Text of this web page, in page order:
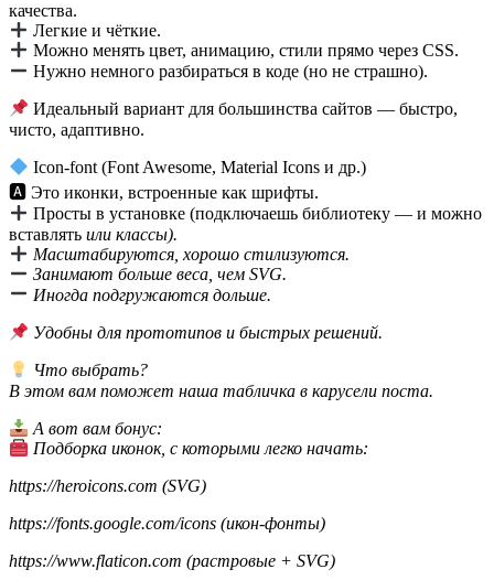
качества.
Легкие и чёткие.
Можно менять цвет, анимацию, стили прямо через CSS.
Нужно немного разбираться в коде (но не страшно).
Идеальный вариант для большинства сайтов — быстро,
чисто, адаптивно.
Icon-font (Font Awesome, Material Icons и др.)
🅰 Это иконки, встроенные как шрифты.
Просты в установке (подключаешь библиотеку — и можно
вставлять или классы).
Масштабируются, хорошо стилизуются.
Занимают больше веса, чем SVG.
Иногда подгружаются дольше.
Удобны для прототипов и быстрых решений.
Что выбрать?
В этом вам поможет наша табличка в карусели поста.
А вот вам бонус:
Подборка иконок, с которыми легко начать:
https://heroicons.com (SVG)
https://fonts.google.com/icons (икон-фонты)
https://www.flaticon.com (растровые + SVG)